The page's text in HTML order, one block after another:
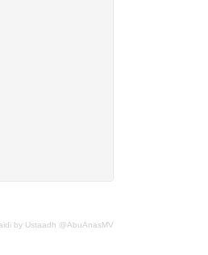
by Ustaadh @AbuAnasMV